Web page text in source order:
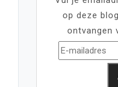
op deze
ontvangen
E-
mailadres